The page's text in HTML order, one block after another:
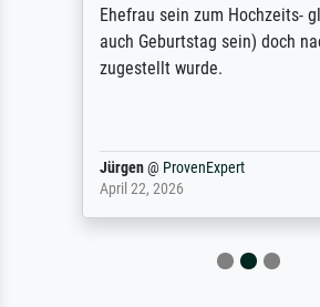
Ehefrau sein zum Hochzeits-
auch Geburtstag sein) doch
zugestellt wurde.
Jürgen@ProvenExpert
April 22, 2026